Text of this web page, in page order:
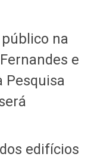
na
e
Pesquisa
edifícios